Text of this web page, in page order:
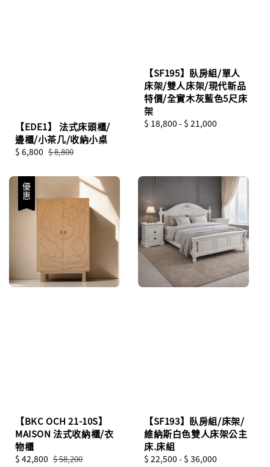
【EDE1】 法式床頭櫃/
邊櫃/小茶几/收納小桌
Sale
$ 6,800 Regular
$ 8,800
【SF195】臥房組/單人
床架/雙人床架/現代新品
特價/全實木灰藍色5尺床
架
Regular
$ 18,800 - $ 21,000
優惠
【BKC OCH 21-10S】
MAISON 法式收納櫃/衣
物櫃
Sale
$ 42,800 Regular
$ 58,200
【SF193】臥房組/床架/
維納斯白色雙人床架公主
床.床組
Regular
$ 22,500 - $ 36,000